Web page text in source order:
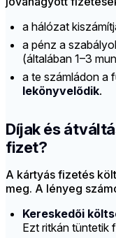
a hálózat
a pénz a
(általában 1–3
a te számládon a
lekönyvelődik.
Díjak és
fizet?
A kártyás fizetés
meg. A lényeg
Kereskedői
Ezt ritkán tüntetik